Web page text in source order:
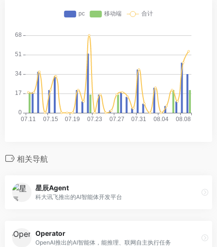
相关导航
星辰Agent
科大讯飞推出的AI智能体开发平台
Operator
OpenAI推出的AI智能体，能推理、联网自主执行任务